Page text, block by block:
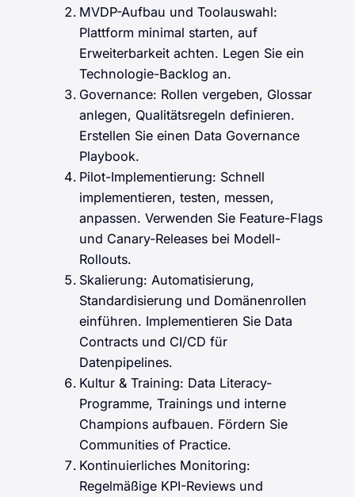
MVDP-Aufbau und Toolauswahl:
Plattform minimal starten, auf
Erweiterbarkeit achten. Legen Sie ein
Technologie-Backlog an.
Governance: Rollen vergeben, Glossar
anlegen, Qualitätsregeln definieren.
Erstellen Sie einen Data Governance
Playbook.
Pilot-Implementierung: Schnell
implementieren, testen, messen,
anpassen. Verwenden Sie Feature-Flags
und Canary-Releases bei Modell-
Rollouts.
Skalierung: Automatisierung,
Standardisierung und Domänenrollen
einführen. Implementieren Sie Data
Contracts und CI/CD für
Datenpipelines.
Kultur & Training: Data Literacy-
Programme, Trainings und interne
Champions aufbauen. Fördern Sie
Communities of Practice.
Kontinuierliches Monitoring:
Regelmäßige KPI-Reviews und